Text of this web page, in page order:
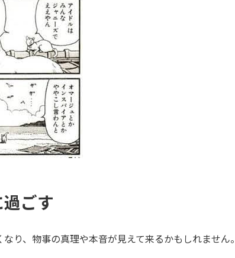
ごす
なり、物事の真理や本音が見えて来るかもしれません。